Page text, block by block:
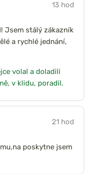
13 hod
Jsem stálý zákazník
a rychlé jednání,
volal a doladili
v klidu, poradil.
21 hod
poskytne jsem